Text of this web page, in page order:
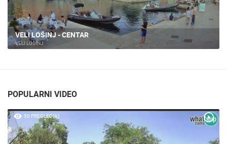
JASLICE UŽIVO - VELI LOŠINJ
VELI LOŠINJ
POPULARNI VIDEO
50 PREGLED(A)